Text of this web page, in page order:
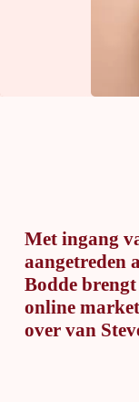
Met ingang
aangetreden
Bodde
online
over van